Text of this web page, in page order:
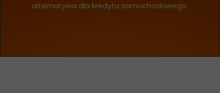
alternatywa dla kredytu samochodowego.